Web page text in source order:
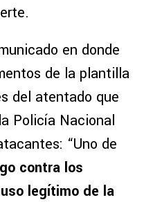
en donde
de la plantilla
del atentado que
Policía Nacional
“Uno de
contra los
legítimo de la